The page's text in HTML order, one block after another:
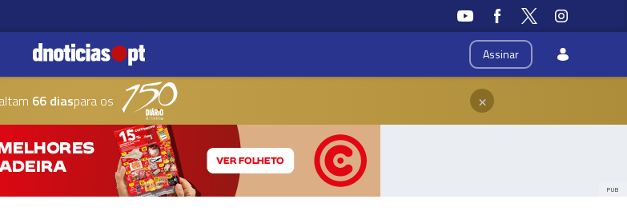
Assinar
66 diaspara os ×
PUB